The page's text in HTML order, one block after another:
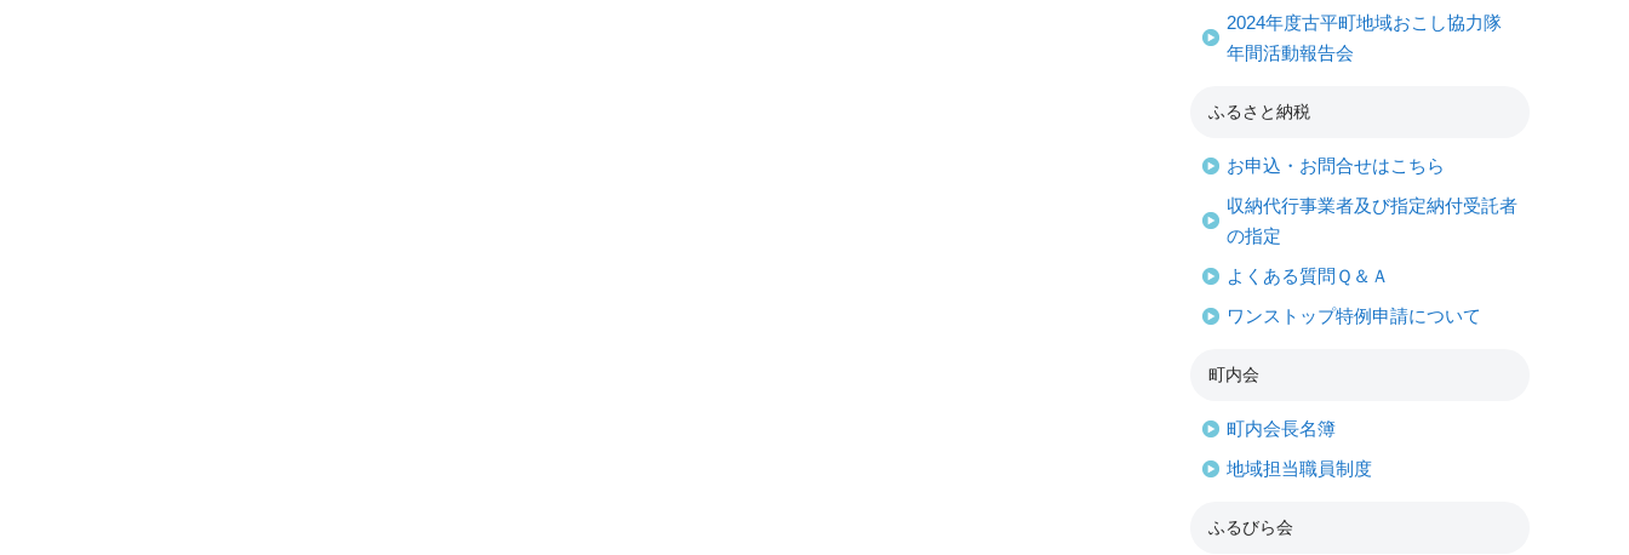
2024年度古平町地域おこし協力隊
年間活動報告会
ふるさと納税
お申込・お問合せはこちら
収納代行事業者及び指定納付受託者
の指定
よくある質問Ｑ＆Ａ
ワンストップ特例申請について
町内会
町内会長名簿
地域担当職員制度
ふるびら会